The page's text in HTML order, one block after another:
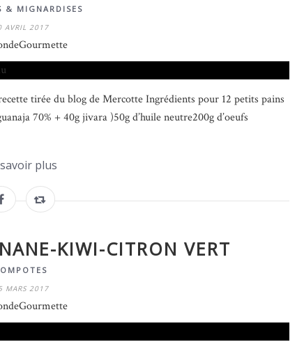
& MIGNARDISES
AVRIL 2017
tirée du blog de Mercotte Ingrédients pour 12 petits pains
70% + 40g jivara )50g d’huile neutre200g d’oeufs
plus
KIWI-CITRON VERT
MARS 2017